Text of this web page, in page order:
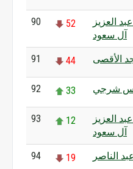
90 52
العزيز
آل سعود
91 44 الأقصى
92 33 شرجي
93 12
العزيز
آل سعود
94 19 الناصر